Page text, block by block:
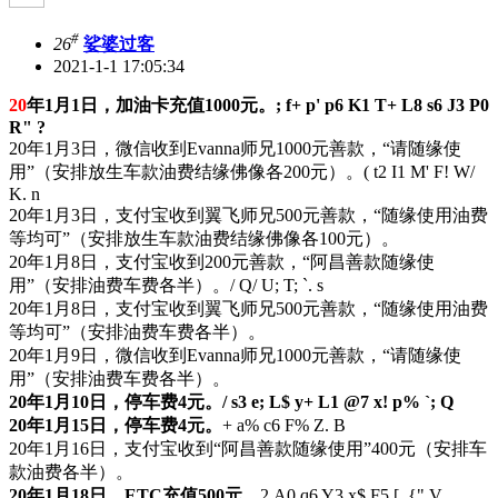
26# 娑婆过客
2021-1-1 17:05:34
20年1月1日，加油卡充值1000元。 ; f+ p' p6 K1 T+ L8 s6 J3 P0
R" ?
20年1月3日，微信收到Evanna师兄1000元善款，“请随缘使
用”（安排放生车款油费结缘佛像各200元）。 ( t2 I1 M' F! W/
K. n
20年1月3日，支付宝收到翼飞师兄500元善款，“随缘使用油费
等均可”（安排放生车款油费结缘佛像各100元）。
20年1月8日，支付宝收到200元善款，“阿昌善款随缘使
用”（安排油费车费各半）。 / Q/ U; T; `. s
20年1月8日，支付宝收到翼飞师兄500元善款，“随缘使用油费
等均可”（安排油费车费各半）。
20年1月9日，微信收到Evanna师兄1000元善款，“请随缘使
用”（安排油费车费各半）。
20年1月10日，停车费4元。 / s3 e; L$ y+ L1 @7 x! p% `; Q
20年1月15日，停车费4元。 + a% c6 F% Z. B
20年1月16日，支付宝收到“阿昌善款随缘使用”400元（安排车
款油费各半）。